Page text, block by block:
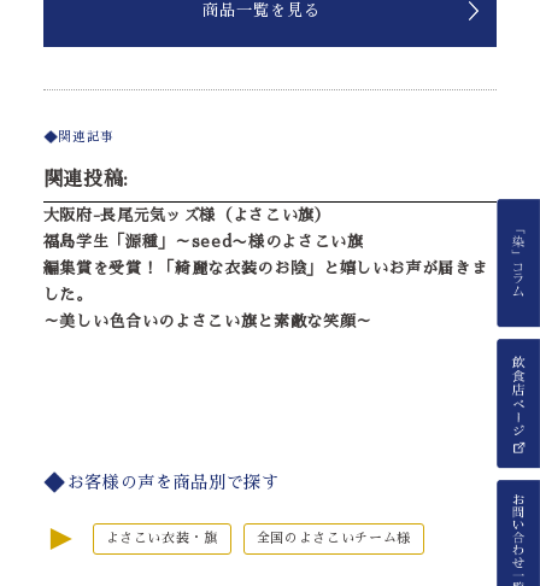
商品一覧を見る
関連記事
関連投稿:
大阪府-長尾元気ッズ様（よさこい旗）
福島学生「源種」～seed〜様のよさこい旗
編集賞を受賞！「綺麗な衣装のお陰」と嬉しいお声が届きま
した。
～美しい色合いのよさこい旗と素敵な笑顔～
お客様の声を商品別で探す
► よさこい衣装・旗 全国のよさこいチーム様